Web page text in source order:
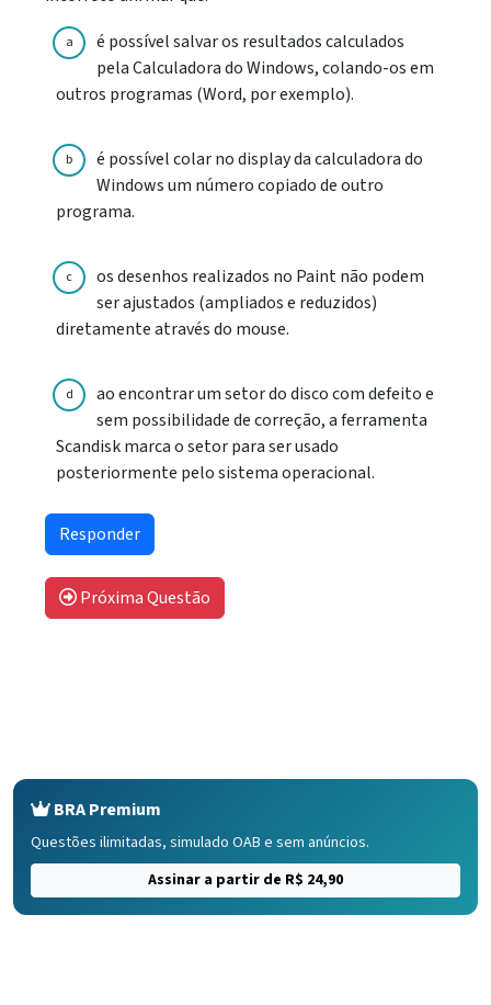
a
é possível salvar os resultados calculados
pela Calculadora do Windows, colando-os em
outros programas (Word, por exemplo).
b
é possível colar no display da calculadora do
Windows um número copiado de outro
programa.
c
os desenhos realizados no Paint não podem
ser ajustados (ampliados e reduzidos)
diretamente através do mouse.
d
ao encontrar um setor do disco com defeito e
sem possibilidade de correção, a ferramenta
Scandisk marca o setor para ser usado
posteriormente pelo sistema operacional.
Próxima Questão
BRA Premium
Questões ilimitadas, simulado OAB e sem anúncios.
Assinar a partir de R$ 24,90